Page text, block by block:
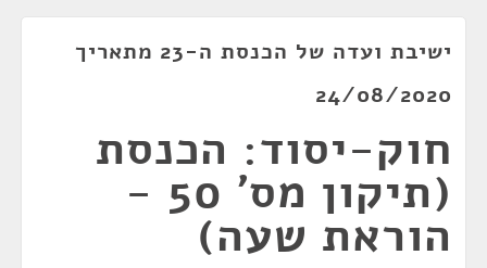
ישיבת ועדה של הכנסת ה-23 מתאריך
24/08/2020
חוק-יסוד: הכנסת
(תיקון מס' 50 -
הוראת שעה)